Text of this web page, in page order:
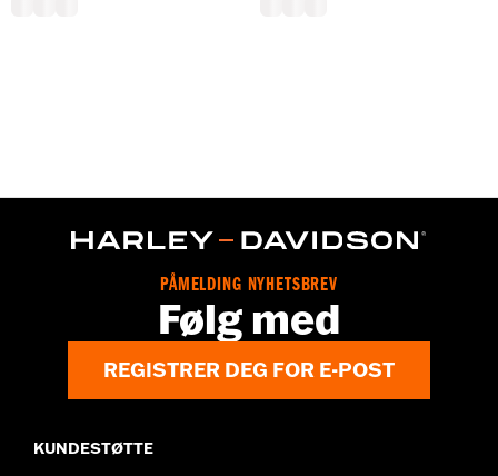
PÅMELDING NYHETSBREV
Følg med
REGISTRER DEG FOR E-POST
KUNDESTØTTE